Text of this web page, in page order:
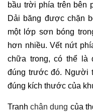
bầu trời phía trên bên
Dải băng được chặn
một lớp sơn bóng
hơn nhiều. Vết nứt
chữa trong, có thể là
đúng trước đó. Người
đúng kích thước của
Tranhchân dung của